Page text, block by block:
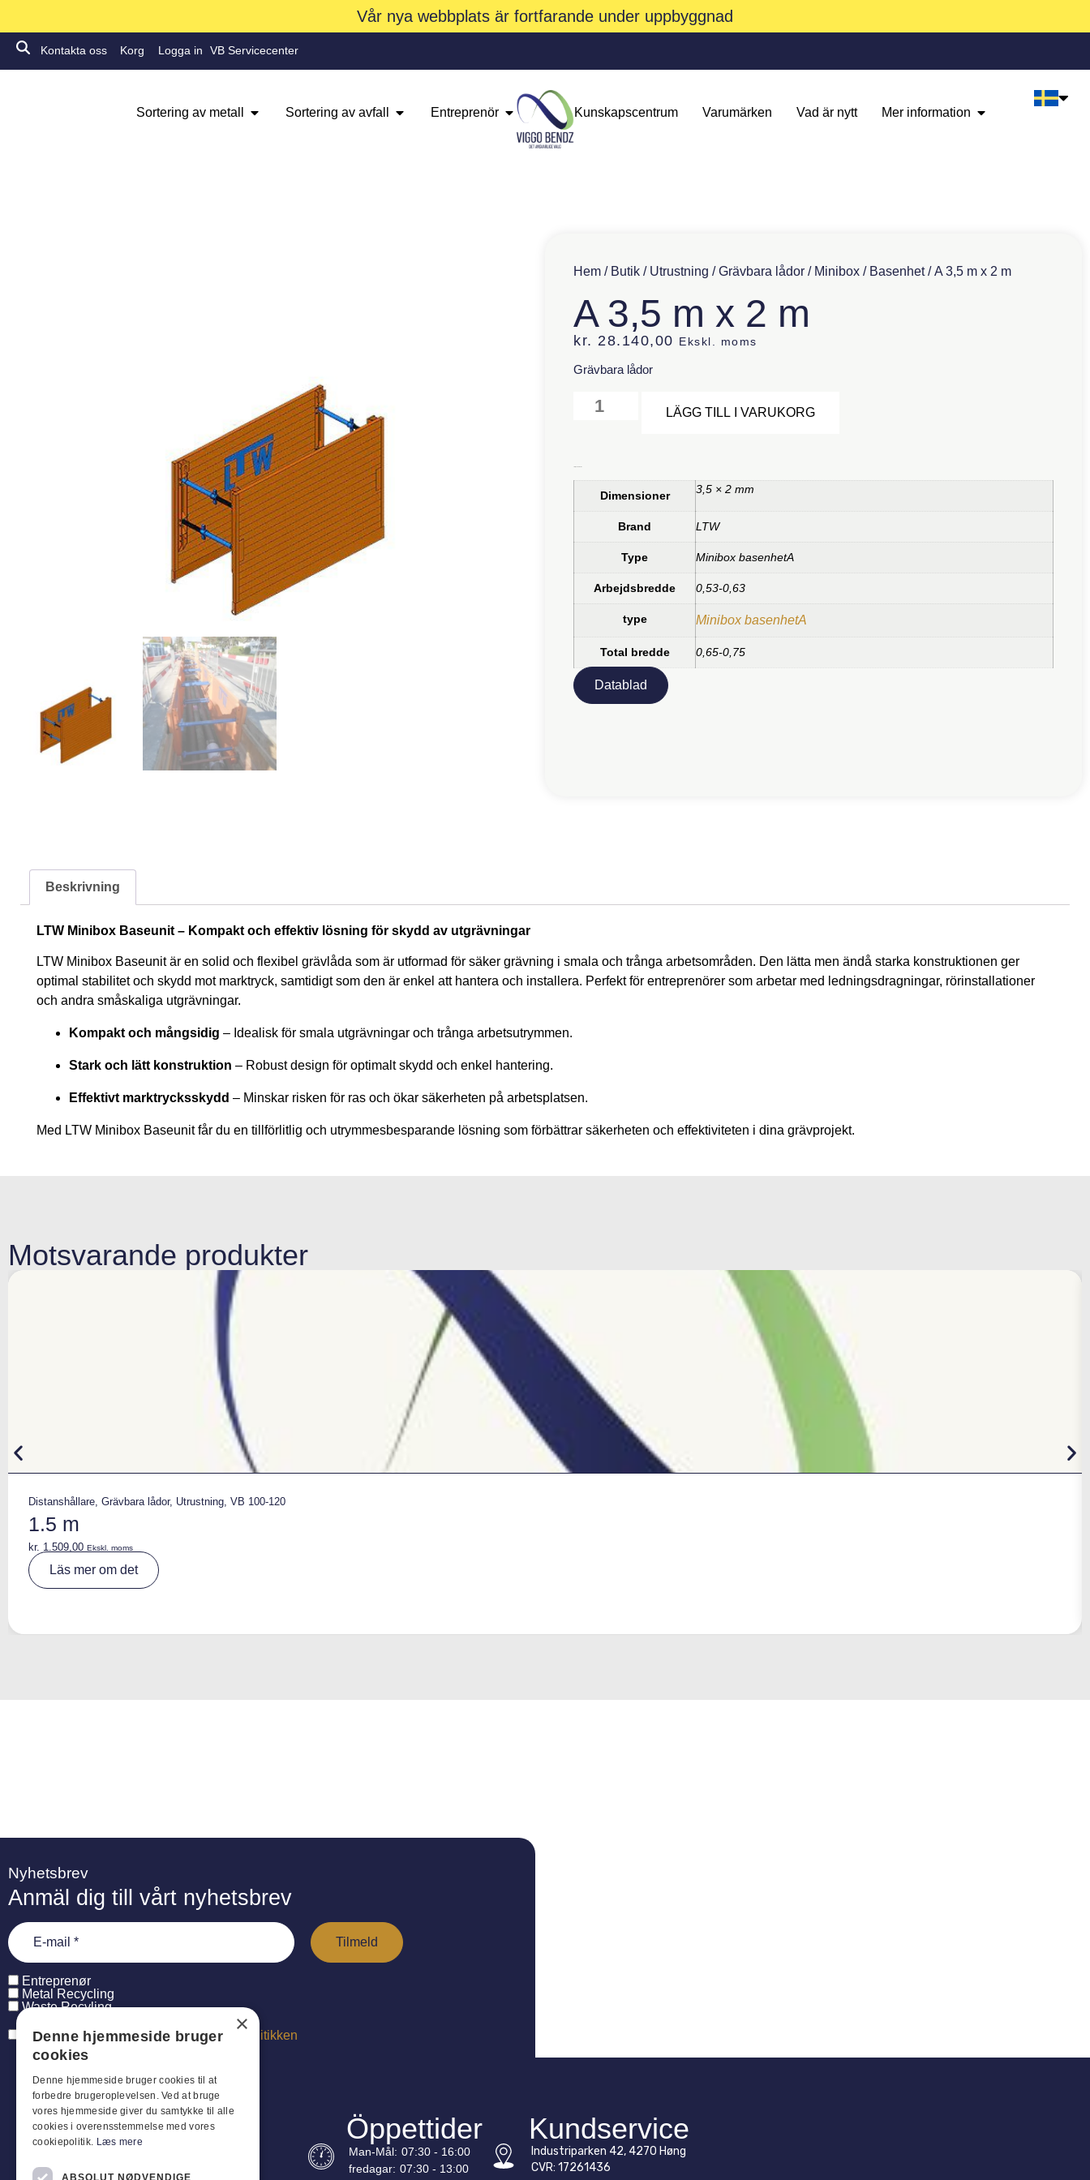
Vår nya webbplats är fortfarande under uppbyggnad
Kontakta oss Korg Logga in VB Servicecenter
Sortering av metall Sortering av avfall Entreprenör Kunskapscentrum Varumärken Vad är nytt Mer information
Hem / Butik / Utrustning /Grävbara lådor / Minibox / Basenhet/ A 3,5 m x 2 m
A 3,5 m x 2 m
kr. 28.140,00 Ekskl. moms
Grävbara lådor
LÄGG TILL I VARUKORG
Dimensioner 3,5 × 2 mm
Brand LTW
Type Minibox basenhetA
Arbejdsbredde 0,53-0,63
type Minibox basenhetA
Total bredde 0,65-0,75
Datablad
Beskrivning
LTW Minibox Baseunit – Kompakt och effektiv lösning för skydd av utgrävningar
LTW Minibox Baseunit är en solid och flexibel grävlåda som är utformad för säker grävning i smala och trånga arbetsområden. Den lätta men ändå starka konstruktionen ger
optimal stabilitet och skydd mot marktryck, samtidigt som den är enkel att hantera och installera. Perfekt för entreprenörer som arbetar med ledningsdragningar, rörinstallationer
och andra småskaliga utgrävningar.
Kompakt och mångsidig – Idealisk för smala utgrävningar och trånga arbetsutrymmen.
Stark och lätt konstruktion – Robust design för optimalt skydd och enkel hantering.
Effektivt marktrycksskydd – Minskar risken för ras och ökar säkerheten på arbetsplatsen.
Med LTW Minibox Baseunit får du en tillförlitlig och utrymmesbesparande lösning som förbättrar säkerheten och effektiviteten i dina grävprojekt.
Motsvarande produkter
Distanshållare, Grävbara lådor, Utrustning, VB 100-120
1.5 m
kr. 1.509,00 Ekskl. moms
Läs mer om det
ti
Nyhetsbrev
Anmäl dig till vårt nyhetsbrev
Entreprenør
Metal Recycling
Waste Recyling
Jeg har læst og acceptererpersondatapolitikken
Öppettider
Man-Mål: 07:30 - 16:00
fredagar: 07:30 - 13:00
Kundservice
Industriparken 42, 4270 Høng
CVR: 17261436
×
Denne hjemmeside bruger
cookies
Denne hjemmeside bruger cookies til at
forbedre brugeroplevelsen. Ved at bruge
vores hjemmeside giver du samtykke til alle
cookies i overensstemmelse med vores
cookiepolitik. Læs mere
ABSOLUT NØDVENDIGE